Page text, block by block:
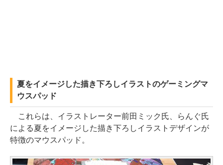
夏をイメージした描き下ろしイラストのゲーミングマ
ウスパッド
これらは、イラストレーター前田ミック氏、らんぐ氏
による夏をイメージした描き下ろしイラストデザインが
特徴のマウスパッド。